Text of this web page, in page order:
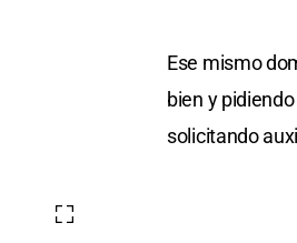
Ese mismo
bien y
solicitando